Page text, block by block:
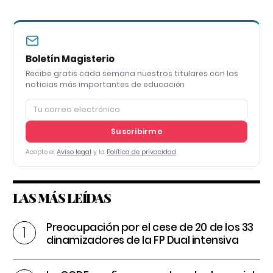
Boletín Magisterio
Recibe gratis cada semana nuestros titulares con las
noticias más importantes de educación
Suscribirme
Acepto el Aviso legal y la Política de privacidad
LAS MÁS LEÍDAS
Preocupación por el cese de 20 de los 33
dinamizadores de la FP Dual intensiva